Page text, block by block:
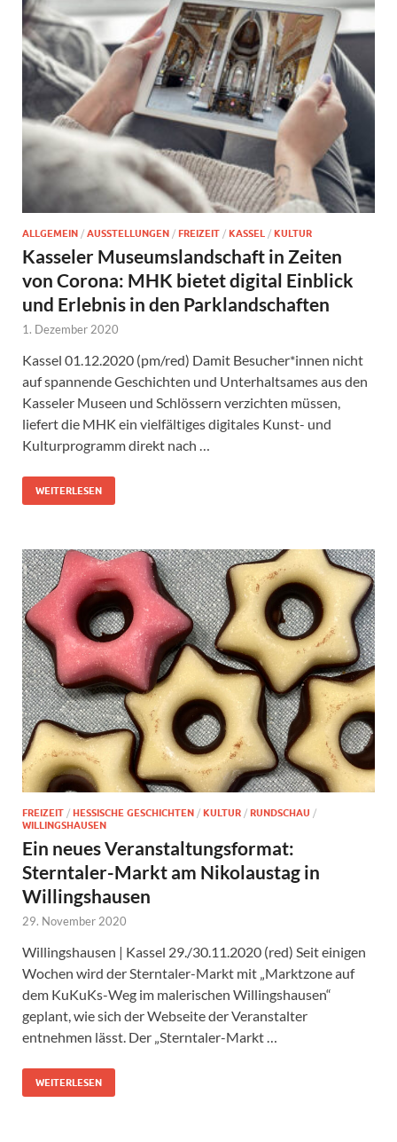
ALLGEMEIN / AUSSTELLUNGEN / FREIZEIT / KASSEL / KULTUR
Kasseler Museumslandschaft in Zeiten
von Corona: MHK bietet digital Einblick
und Erlebnis in den Parklandschaften
1. Dezember 2020
Kassel 01.12.2020 (pm/red) Damit Besucher*innen nicht
auf spannende Geschichten und Unterhaltsames aus den
Kasseler Museen und Schlössern verzichten müssen,
liefert die MHK ein vielfältiges digitales Kunst- und
Kulturprogramm direkt nach …
WEITERLESEN
FREIZEIT / HESSISCHE GESCHICHTEN / KULTUR / RUNDSCHAU /
WILLINGSHAUSEN
Ein neues Veranstaltungsformat:
Sterntaler-Markt am Nikolaustag in
Willingshausen
29. November 2020
Willingshausen | Kassel 29./30.11.2020 (red) Seit einigen
Wochen wird der Sterntaler-Markt mit „Marktzone auf
dem KuKuKs-Weg im malerischen Willingshausen“
geplant, wie sich der Webseite der Veranstalter
entnehmen lässt. Der „Sterntaler-Markt …
WEITERLESEN